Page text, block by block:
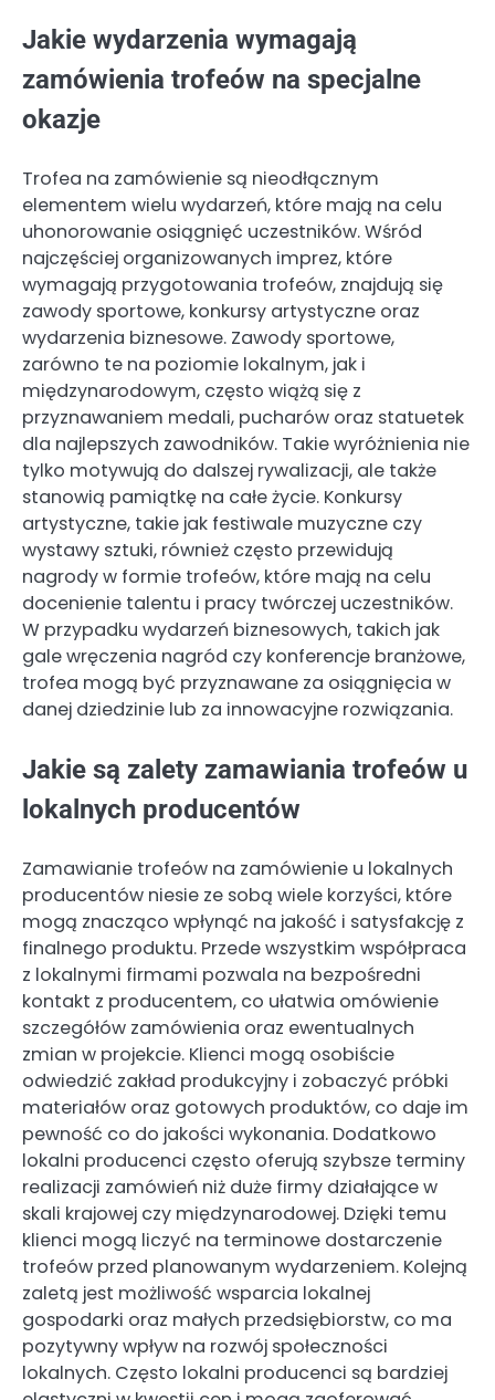
Jakie wydarzenia wymagają
zamówienia trofeów na specjalne
okazje
Trofea na zamówienie są nieodłącznym
elementem wielu wydarzeń, które mają na celu
uhonorowanie osiągnięć uczestników. Wśród
najczęściej organizowanych imprez, które
wymagają przygotowania trofeów, znajdują się
zawody sportowe, konkursy artystyczne oraz
wydarzenia biznesowe. Zawody sportowe,
zarówno te na poziomie lokalnym, jak i
międzynarodowym, często wiążą się z
przyznawaniem medali, pucharów oraz statuetek
dla najlepszych zawodników. Takie wyróżnienia nie
tylko motywują do dalszej rywalizacji, ale także
stanowią pamiątkę na całe życie. Konkursy
artystyczne, takie jak festiwale muzyczne czy
wystawy sztuki, również często przewidują
nagrody w formie trofeów, które mają na celu
docenienie talentu i pracy twórczej uczestników.
W przypadku wydarzeń biznesowych, takich jak
gale wręczenia nagród czy konferencje branżowe,
trofea mogą być przyznawane za osiągnięcia w
danej dziedzinie lub za innowacyjne rozwiązania.
Jakie są zalety zamawiania trofeów u
lokalnych producentów
Zamawianie trofeów na zamówienie u lokalnych
producentów niesie ze sobą wiele korzyści, które
mogą znacząco wpłynąć na jakość i satysfakcję z
finalnego produktu. Przede wszystkim współpraca
z lokalnymi firmami pozwala na bezpośredni
kontakt z producentem, co ułatwia omówienie
szczegółów zamówienia oraz ewentualnych
zmian w projekcie. Klienci mogą osobiście
odwiedzić zakład produkcyjny i zobaczyć próbki
materiałów oraz gotowych produktów, co daje im
pewność co do jakości wykonania. Dodatkowo
lokalni producenci często oferują szybsze terminy
realizacji zamówień niż duże firmy działające w
skali krajowej czy międzynarodowej. Dzięki temu
klienci mogą liczyć na terminowe dostarczenie
trofeów przed planowanym wydarzeniem. Kolejną
zaletą jest możliwość wsparcia lokalnej
gospodarki oraz małych przedsiębiorstw, co ma
pozytywny wpływ na rozwój społeczności
lokalnych. Często lokalni producenci są bardziej